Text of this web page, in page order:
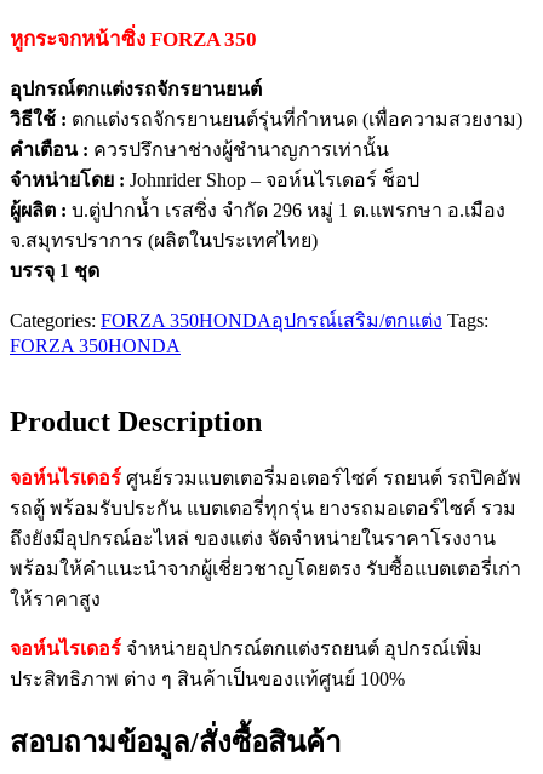
หูกระจกหน้าซิ่ง FORZA 350
อุปกรณ์ตกแต่งรถจักรยานยนต์
วิธีใช้ : ตกแต่งรถจักรยานยนต์รุ่นที่กำหนด (เพื่อความสวยงาม)
คำเตือน : ควรปรึกษาช่างผู้ชำนาญการเท่านั้น
จำหน่ายโดย : Johnrider Shop – จอห์นไรเดอร์ ช็อป
ผู้ผลิต : บ.ตู่ปากน้ำ เรสซิ่ง จำกัด 296 หมู่ 1 ต.แพรกษา อ.เมือง
จ.สมุทรปราการ (ผลิตในประเทศไทย)
บรรจุ 1 ชุด
Categories: FORZA 350HONDAอุปกรณ์เสริม/ตกแต่ง Tags:
FORZA 350HONDA
Product Description
จอห์นไรเดอร์ ศูนย์รวมแบตเตอรี่มอเตอร์ไซค์ รถยนต์ รถปิคอัพ
รถตู้ พร้อมรับประกัน แบตเตอรี่ทุกรุ่น ยางรถมอเตอร์ไซค์ รวม
ถึงยังมีอุปกรณ์อะไหล่ ของแต่ง จัดจำหน่ายในราคาโรงงาน
พร้อมให้คำแนะนำจากผู้เชี่ยวชาญโดยตรง รับซื้อแบตเตอรี่เก่า
ให้ราคาสูง
จอห์นไรเดอร์ จำหน่ายอุปกรณ์ตกแต่งรถยนต์ อุปกรณ์เพิ่ม
ประสิทธิภาพ ต่าง ๆ สินค้าเป็นของแท้ศูนย์ 100%
สอบถามข้อมูล/สั่งซื้อสินค้า